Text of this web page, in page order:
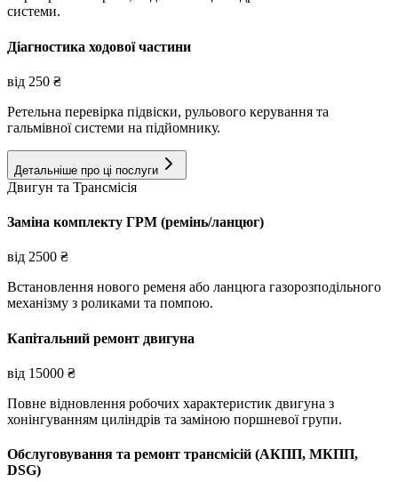
системи.
Діагностика ходової частини
від 250 ₴
Ретельна перевірка підвіски, рульового керування та
гальмівної системи на підйомнику.
Детальніше про ці послуги
Двигун та Трансмісія
Заміна комплекту ГРМ (ремінь/ланцюг)
від 2500 ₴
Встановлення нового ременя або ланцюга газорозподільного
механізму з роликами та помпою.
Капітальний ремонт двигуна
від 15000 ₴
Повне відновлення робочих характеристик двигуна з
хонінгуванням циліндрів та заміною поршневої групи.
Обслуговування та ремонт трансмісій (АКПП, МКПП,
DSG)